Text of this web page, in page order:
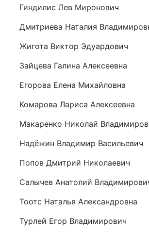
Гиндилис Лев Миронович
Дмитриева Наталия
Жигота Виктор Эдуардович
Зайцева Галина Алексеевна
Егорова Елена Михайловна
Комарова Лариса Алексеевна
Макаренко Николай
Надёжин Владимир Васильевич
Попов Дмитрий Николаевич
Салычев Анатолий
Тоотс Наталья Александровна
Турлей Егор Владимирович